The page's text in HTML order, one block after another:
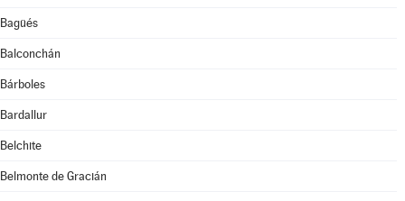
Bagüés
Balconchán
Bárboles
Bardallur
Belchite
Belmonte de Gracián